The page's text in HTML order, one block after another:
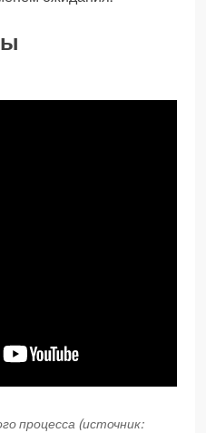
процесса (источник: